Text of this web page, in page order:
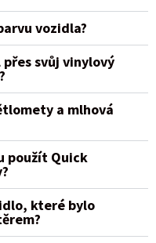
vozidla?
přes svůj vinylový
a mlhová
použít Quick
které bylo